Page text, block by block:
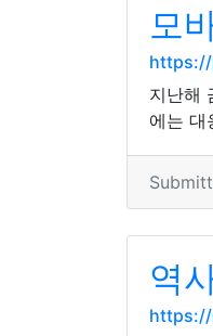
모
https://
지난해
에는 대
역
https://